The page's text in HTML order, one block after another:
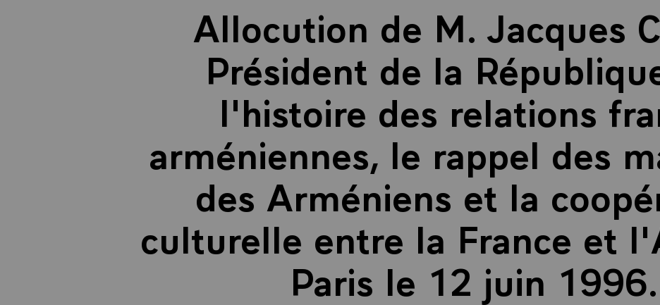
Allocution de M. Jacques
Président de la
l'histoire des relations
arméniennes, le rappel des
des Arméniens et la
culturelle entre la France et
Paris le 12 juin 1996.